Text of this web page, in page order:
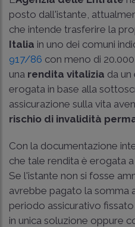
posto dall'istante,
che intende trasferire la
Italia in uno dei comuni
917/86 con meno di
una rendita vitalizia da
erogata in base alla
assicurazione sulla vita
rischio di invalidità
Con la documentazione
che tale rendita è erogata
Se l'istante non si fosse
avrebbe pagato la somma
periodo assicurativo
in unica soluzione oppure